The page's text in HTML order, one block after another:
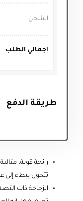
الشحن
إجمالي الطلب
طريقة الدفع
رائحة قوية،
تتحول ببطء
الزجاجة ذات